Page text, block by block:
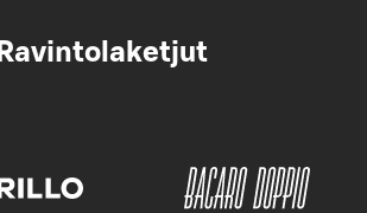
Ravintolaketjut